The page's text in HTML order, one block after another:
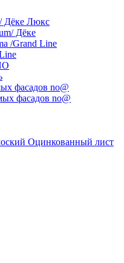
Дёке Люкс
Дёке
/Grand Line
фасадов no@
фасадов no@
Оцинкованный лист